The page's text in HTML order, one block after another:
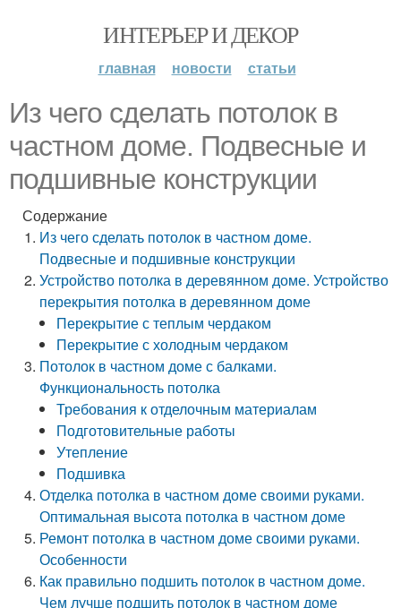
ИНТЕРЬЕР И ДЕКОР
главная новости статьи
Из чего сделать потолок в
частном доме. Подвесные и
подшивные конструкции
Содержание
Из чего сделать потолок в частном доме.
Подвесные и подшивные конструкции
Устройство потолка в деревянном доме. Устройство
перекрытия потолка в деревянном доме
Перекрытие с теплым чердаком
Перекрытие с холодным чердаком
Потолок в частном доме с балками.
Функциональность потолка
Требования к отделочным материалам
Подготовительные работы
Утепление
Подшивка
Отделка потолка в частном доме своими руками.
Оптимальная высота потолка в частном доме
Ремонт потолка в частном доме своими руками.
Особенности
Как правильно подшить потолок в частном доме.
Чем лучше подшить потолок в частном доме